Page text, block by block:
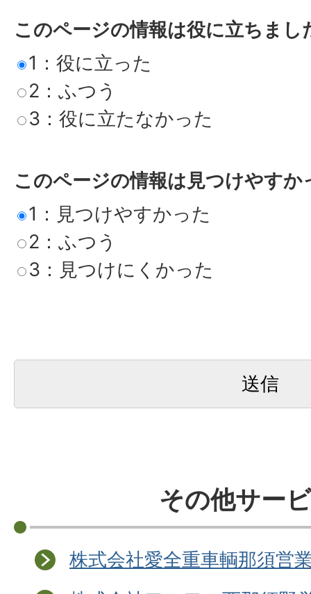
このページの情報は役に立ちまし
1：役に立った
2：ふつう
3：役に立たなかった
このページの情報は見つけやすか
1：見つけやすかった
2：ふつう
3：見つけにくかった
その他サー
株式会社愛全重車輌那須営